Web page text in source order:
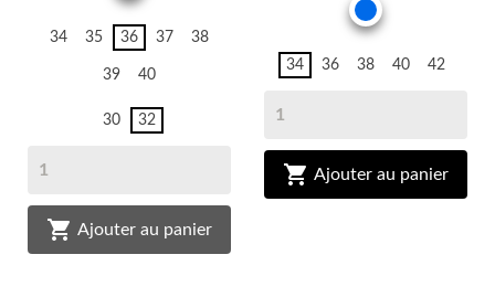
34 35 36 37 38
39 40
30 32
 Ajouter au panier
JEAN
34 36 38 40 42
 Ajouter au panier